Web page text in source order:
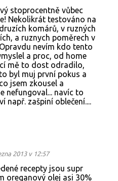
stoprocentně vůbec
Nekolikrát testováno na
komárů, v ruzných
a ruznych poměrech v
nevím kdo tento
a proc, od home
mě to dost odradilo,
byl muj první pokus a
jsem zkousel a
nefungoval... navíc to
např. zašpiní oblečení....
2013 v 12:57
recepty jsou supr
oreganový olej asi 30%